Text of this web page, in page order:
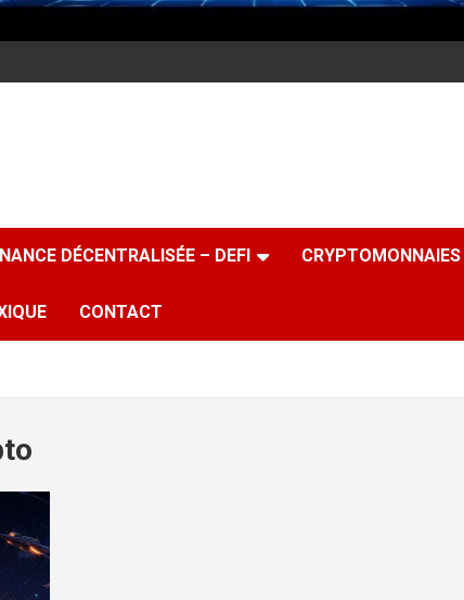
DÉCENTRALISÉE – DEFI CRYPTOMONNAIES
CONTACT